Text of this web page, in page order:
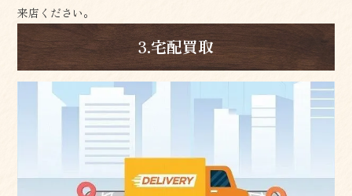
来店ください。
3.宅配買取